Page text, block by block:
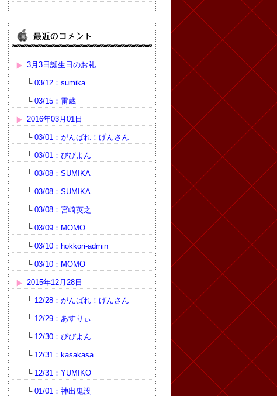
3月3日誕生日のお礼
└ 03/12：sumika
└ 03/15：雷蔵
2016年03月01日
└ 03/01：がんばれ！げんさん
└ 03/01：びびよん
└ 03/08：SUMIKA
└ 03/08：SUMIKA
└ 03/08：宮崎英之
└ 03/09：MOMO
└ 03/10：hokkori-admin
└ 03/10：MOMO
2015年12月28日
└ 12/28：がんばれ！げんさん
└ 12/29：あすりぃ
└ 12/30：びびよん
└ 12/31：kasakasa
└ 12/31：YUMIKO
└ 01/01：神出鬼没